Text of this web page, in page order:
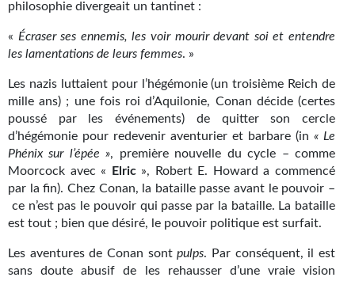
philosophie divergeait un tantinet :
« Écraser ses ennemis, les voir mourir devant soi et entendre
les lamentations de leurs femmes. »
Les nazis luttaient pour l’hégémonie (un troisième Reich de
mille ans) ; une fois roi d’Aquilonie, Conan décide (certes
poussé par les événements) de quitter son cercle
d’hégémonie pour redevenir aventurier et barbare (in « Le
Phénix sur l’épée », première nouvelle du cycle – comme
Moorcock avec «
Elric», Robert E. Howard a commencé
par la fin). Chez Conan, la bataille passe avant le pouvoir –
ce n’est pas le pouvoir qui passe par la bataille. La bataille
est tout ; bien que désiré, le pouvoir politique est surfait.
Les aventures de Conan sontpulps. Par conséquent, il est
sans doute abusif de les rehausser d’une vraie vision